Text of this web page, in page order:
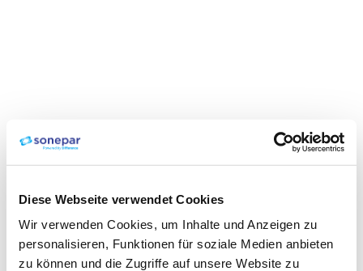
Diese Webseite verwendet Cookies
Wir verwenden Cookies, um Inhalte und Anzeigen zu
personalisieren, Funktionen für soziale Medien anbieten
zu können und die Zugriffe auf unsere Website zu